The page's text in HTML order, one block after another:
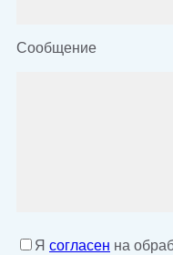
Сообщение
Я согласен на